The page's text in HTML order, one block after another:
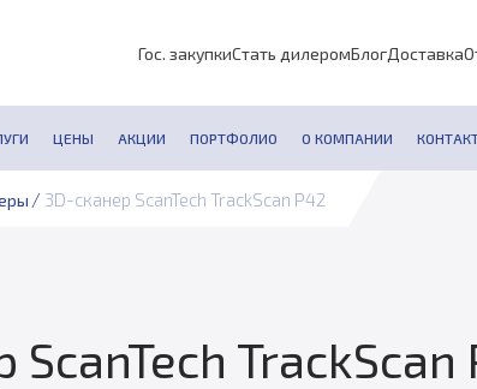
Гос. закупкиСтать дилеромБлогДоставка
ЦЕНЫ АКЦИИ ПОРТФОЛИО О КОМПАНИИ
/ 3D-сканер ScanTech TrackScan P42
ScanTech TrackScan